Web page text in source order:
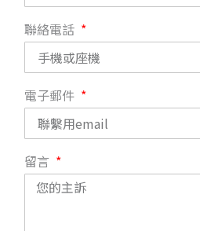
聯絡電話
電子郵件
留言